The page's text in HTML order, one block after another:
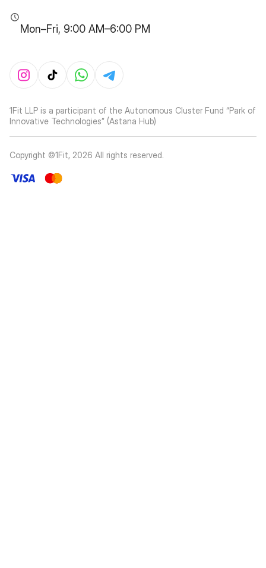
Mon–Fri, 9:00 AM–6:00 PM
1Fit LLP is a participant of the Autonomous Cluster Fund “Park of
Innovative Technologies” (Astana Hub)
Copyright ©1Fit, 2026 All rights reserved.